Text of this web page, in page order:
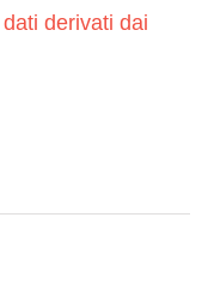
derivati dai